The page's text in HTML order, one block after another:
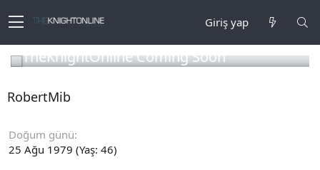
Giriş yap
TheKnightOnline Coming Soon
RobertMib
Doğum günü
25 Ağu 1979 (Yaş: 46)